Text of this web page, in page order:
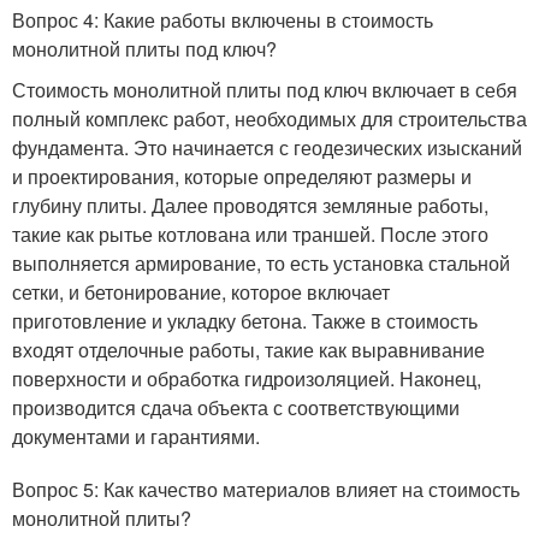
Вопрос 4: Какие работы включены в стоимость
монолитной плиты под ключ?
Стоимость монолитной плиты под ключ включает в себя
полный комплекс работ, необходимых для строительства
фундамента. Это начинается с геодезических изысканий
и проектирования, которые определяют размеры и
глубину плиты. Далее проводятся земляные работы,
такие как рытье котлована или траншей. После этого
выполняется армирование, то есть установка стальной
сетки, и бетонирование, которое включает
приготовление и укладку бетона. Также в стоимость
входят отделочные работы, такие как выравнивание
поверхности и обработка гидроизоляцией. Наконец,
производится сдача объекта с соответствующими
документами и гарантиями.
Вопрос 5: Как качество материалов влияет на стоимость
монолитной плиты?